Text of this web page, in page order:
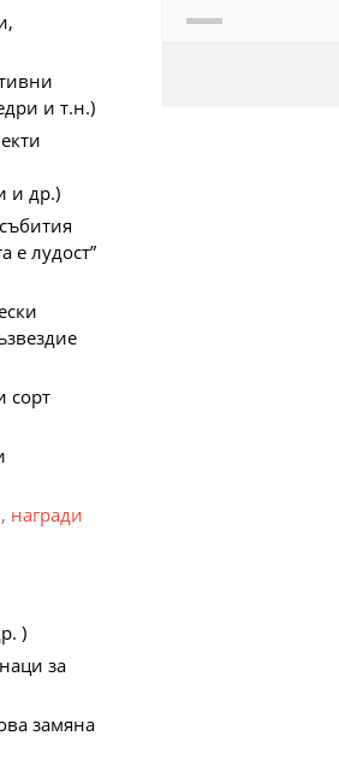
и т.н.)
и др.)
е лудост”
сорт
награди
)
за
замяна